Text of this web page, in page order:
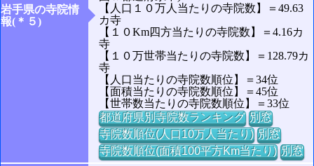
岩手県の寺院情
報(＊５)
【人口１０万人当たりの寺院数】＝49.63
カ寺
【１０Km四方当たりの寺院数】＝4.16カ
寺
【１０万世帯当たりの寺院数】＝128.79カ
寺
【人口当たりの寺院数順位】＝34位
【面積当たりの寺院数順位】＝45位
【世帯数当たりの寺院数順位】＝33位
都道府県別寺院数ランキング 別窓
寺院数順位(人口10万人当たり) 別窓
寺院数順位(面積100平方Km当たり) 別窓